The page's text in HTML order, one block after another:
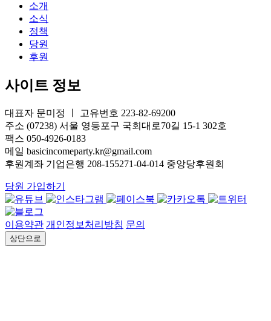
소개
소식
정책
당원
후원
사이트 정보
대표자 문미정 ㅣ 고유번호 223-82-69200
주소 (07238) 서울 영등포구 국회대로70길 15-1 302호
팩스 050-4926-0183
메일 basicincomeparty.kr@gmail.com
후원계좌 기업은행 208-155271-04-014 중앙당후원회
당원 가입하기
이용약관 개인정보처리방침 문의
상단으로